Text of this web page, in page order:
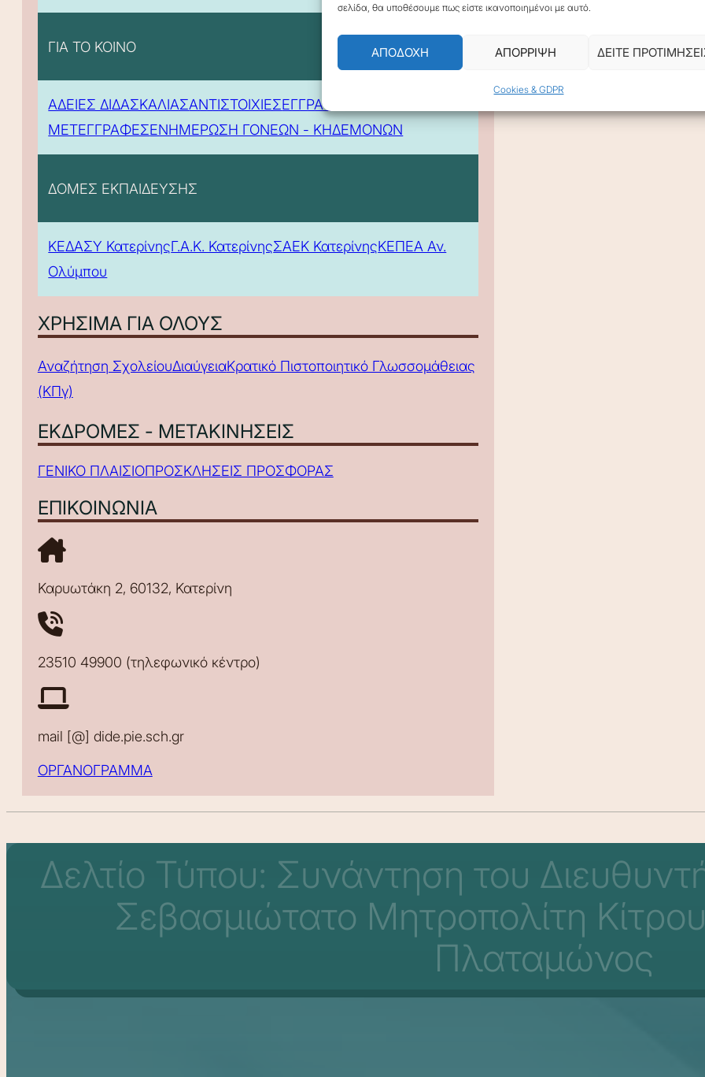
σελίδα, θα υποθέσουμε πως είστε ικανοποιημένοι με αυτό.
ΑΠΟΔΟΧΗ ΑΠΟΡΡΙΨΗ ΔΕΙΤΕ
Cookies & GDPR
ΓΙΑ ΤΟ ΚΟΙΝΟ
ΑΔΕΙΕΣ ΔΙΔΑΣΚΑΛΙΑΣΑΝΤΙΣΤΟΙΧΙΕΣΕΓΓΡΑΦΕΣ -
ΜΕΤΕΓΓΡΑΦΕΣΕΝΗΜΕΡΩΣΗ ΓΟΝΕΩΝ - ΚΗΔΕΜΟΝΩΝ
ΔΟΜΕΣ ΕΚΠΑΙΔΕΥΣΗΣ
ΚΕΔΑΣΥ ΚατερίνηςΓ.Α.Κ. ΚατερίνηςΣΑΕΚ ΚατερίνηςΚΕΠΕΑ Αν.
Ολύμπου
ΧΡΗΣΙΜΑ ΓΙΑ ΟΛΟΥΣ
Αναζήτηση ΣχολείουΔιαύγειαΚρατικό Πιστοποιητικό Γλωσσομάθειας
(ΚΠγ)
ΕΚΔΡΟΜΕΣ - ΜΕΤΑΚΙΝΗΣΕΙΣ
ΓΕΝΙΚΟ ΠΛΑΙΣΙΟΠΡΟΣΚΛΗΣΕΙΣ ΠΡΟΣΦΟΡΑΣ
ΕΠΙΚΟΙΝΩΝΙΑ
Καρυωτάκη 2, 60132, Κατερίνη
23510 49900 (τηλεφωνικό κέντρο)
mail [@] dide.pie.sch.gr
ΟΡΓΑΝΟΓΡΑΜΜΑ
Δελτίο Τύπου: Συνάντηση του
Σεβασμιώτατο Μητροπολίτη
Πλαταμώνος